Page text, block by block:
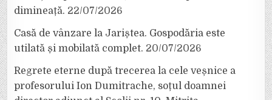
dimineață. 22/07/2026
Casă de vânzare la Jariștea. Gospodăria este
utilată și mobilată complet. 20/07/2026
Regrete eterne după trecerea la cele veșnice a
profesorului Ion Dumitrache, soțul doamnei